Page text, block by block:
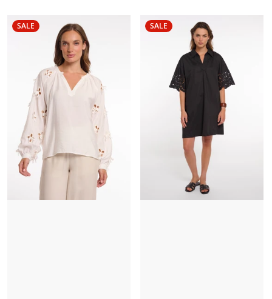
SALE SALE